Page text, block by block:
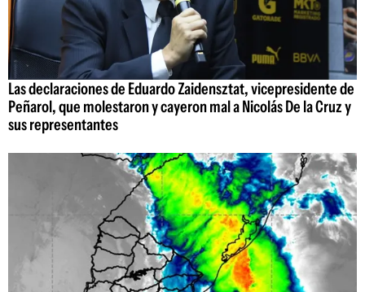
Las declaraciones de Eduardo Zaidensztat, vicepresidente de
Peñarol, que molestaron y cayeron mal a Nicolás De la Cruz y
sus representantes